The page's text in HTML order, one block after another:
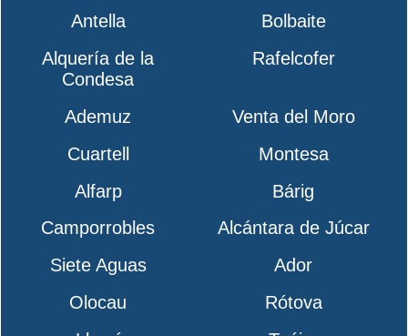
Antella
Bolbaite
Alquería de la
Condesa
Rafelcofer
Ademuz
Venta del Moro
Cuartell
Montesa
Alfarp
Bárig
Camporrobles
Alcántara de Júcar
Siete Aguas
Ador
Olocau
Rótova